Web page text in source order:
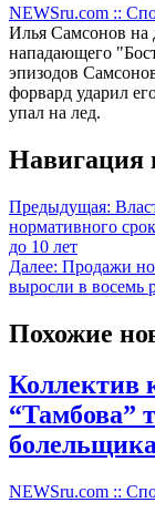
NEWSru.com ::
Илья Самсонов на
нападающего
эпизодов
форвард ударил
упал на лед.
Навигация
Предыдущая:
нормативного
до 10 лет
Далее: Продажи
выросли в восемь
Похожие
Коллектив
“Тамбова”
NEWSru.com ::